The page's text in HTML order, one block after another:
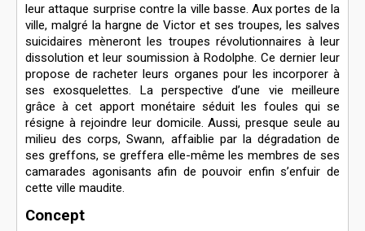
leur attaque surprise contre la ville basse. Aux portes de la
ville, malgré la hargne de Victor et ses troupes, les salves
suicidaires mèneront les troupes révolutionnaires à leur
dissolution et leur soumission à Rodolphe. Ce dernier leur
propose de racheter leurs organes pour les incorporer à
ses exosquelettes. La perspective d’une vie meilleure
grâce à cet apport monétaire séduit les foules qui se
résigne à rejoindre leur domicile. Aussi, presque seule au
milieu des corps, Swann, affaiblie par la dégradation de
ses greffons, se greffera elle-même les membres de ses
camarades agonisants afin de pouvoir enfin s’enfuir de
cette ville maudite.
Concept